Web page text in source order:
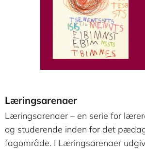
Læringsarenaer
Læringsarenaer – en serie for
og studerende inden for det
fagområde. I Læringsarenaer